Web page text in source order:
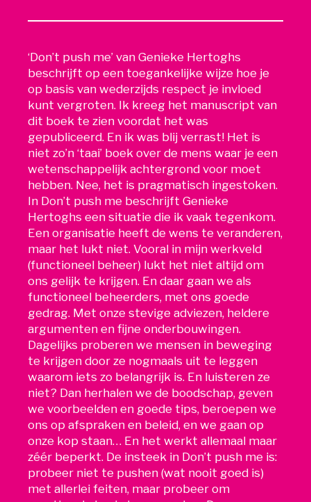
‘Don’t push me’ van Genieke Hertoghs
beschrijft op een toegankelijke wijze hoe je
op basis van wederzijds respect je invloed
kunt vergroten. Ik kreeg het manuscript van
dit boek te zien voordat het was
gepubliceerd. En ik was blij verrast! Het is
niet zo’n ‘taai’ boek over de mens waar je een
wetenschappelijk achtergrond voor moet
hebben. Nee, het is pragmatisch ingestoken.
In Don’t push me beschrijft Genieke
Hertoghs een situatie die ik vaak tegenkom.
Een organisatie heeft de wens te veranderen,
maar het lukt niet. Vooral in mijn werkveld
(functioneel beheer) lukt het niet altijd om
ons gelijk te krijgen. En daar gaan we als
functioneel beheerders, met ons goede
gedrag. Met onze stevige adviezen, heldere
argumenten en fijne onderbouwingen.
Dagelijks proberen we mensen in beweging
te krijgen door ze nogmaals uit te leggen
waarom iets zo belangrijk is. En luisteren ze
niet? Dan herhalen we de boodschap, geven
we voorbeelden en goede tips, beroepen we
ons op afspraken en beleid, en we gaan op
onze kop staan… En het werkt allemaal maar
zéér beperkt. De insteek in Don’t push me is:
probeer niet te pushen (wat nooit goed is)
met allerlei feiten, maar probeer om